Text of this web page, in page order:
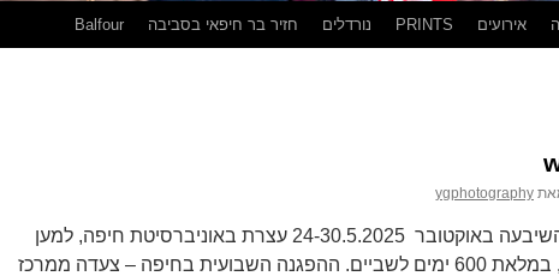
אירועים PRINTS נורדלים חזיר בר חיפאי בסביבה Balfour
ygphotography
השבוע ה-86 למלחמת השיבעה באוקטובר 24-30.5.2025 עצרת באוניברסיטת חיפה, למען
החטופים השבויים בעזה, במלאת 600 ימים לשביים. ההפגנה השבועית בחיפה – צעדה ממרכז